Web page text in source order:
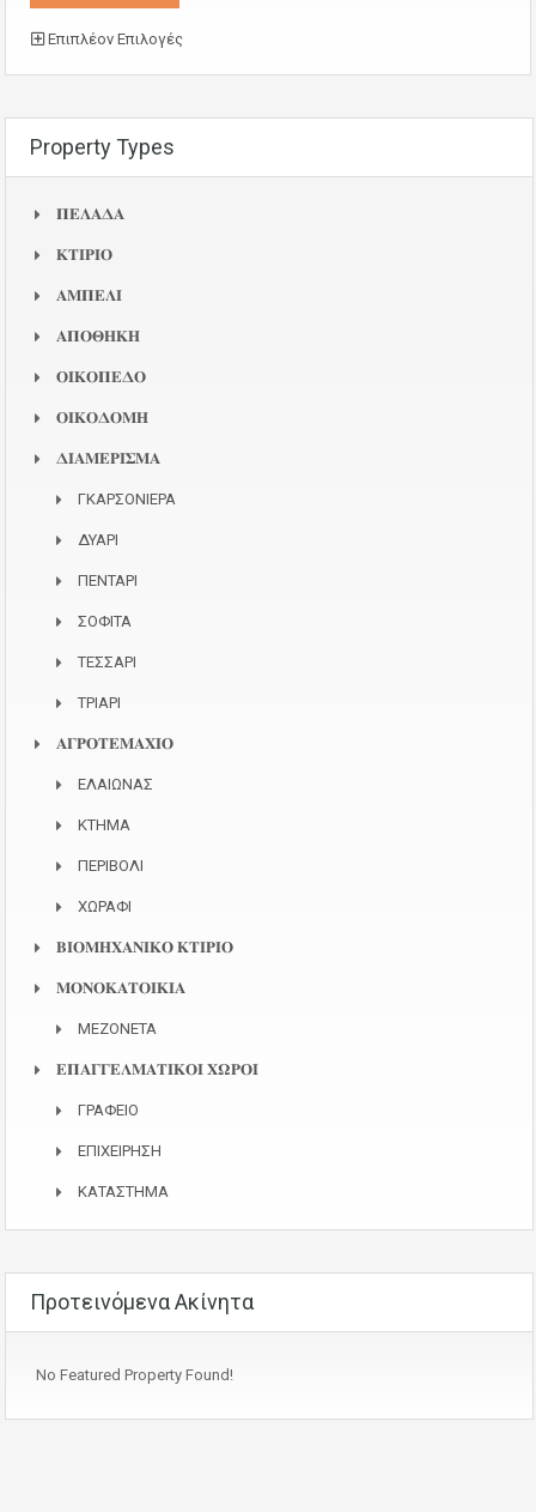
Επιπλέον Επιλογές
Property Types
𝚷𝚬𝚲𝚨𝚫𝚨
𝚱𝚻𝚰𝚸𝚰𝚶
𝚨𝚳𝚷𝚬𝚲𝚰
𝚨𝚷𝚶𝚯𝚮𝚱𝚮
𝚶𝚰𝚱𝚶𝚷𝚬𝚫𝚶
𝚶𝚰𝚱𝚶𝚫𝚶𝚳𝚮
𝚫𝚰𝚨𝚳𝚬𝚸𝚰𝚺𝚳𝚨
ΓΚΑΡΣΟΝΙΕΡΑ
ΔΥΑΡΙ
ΠΕΝΤΑΡΙ
ΣΟΦΙΤΑ
ΤΕΣΣΑΡΙ
ΤΡΙΑΡΙ
𝚨𝚪𝚸𝚶𝚻𝚬𝚳𝚨𝚾𝚰𝚶
ΕΛΑΙΩΝΑΣ
ΚΤΗΜΑ
ΠΕΡΙΒΟΛΙ
ΧΩΡΑΦΙ
𝚩𝚰𝚶𝚳𝚮𝚾𝚨𝚴𝚰𝚱𝚶 𝚱𝚻𝚰𝚸𝚰𝚶
𝚳𝚶𝚴𝚶𝚱𝚨𝚻𝚶𝚰𝚱𝚰𝚨
ΜΕΖΟΝΕΤΑ
𝚬𝚷𝚨𝚪𝚪𝚬𝚲𝚳𝚨𝚻𝚰𝚱𝚶𝚰 𝚾𝛀𝚸𝚶𝚰
ΓΡΑΦΕΙΟ
ΕΠΙΧΕΙΡΗΣΗ
ΚΑΤΑΣΤΗΜΑ
Προτεινόμενα Ακίνητα
No Featured Property Found!